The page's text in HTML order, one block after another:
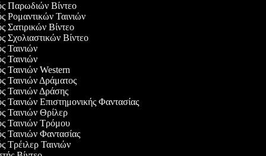
Παρωδιών Βίντεο
Ρομαντικών Ταινιών
Σατιρικών Βίντεο
Σχολιαστικών Βίντεο
Ταινιών
Ταινιών
Ταινιών Western
Ταινιών Δράματος
Ταινιών Δράσης
Ταινιών Επιστημονικής Φαντασίας
Ταινιών Θρίλερ
Ταινιών Τρόμου
Ταινιών Φαντασίας
Τρέιλερ Ταινιών